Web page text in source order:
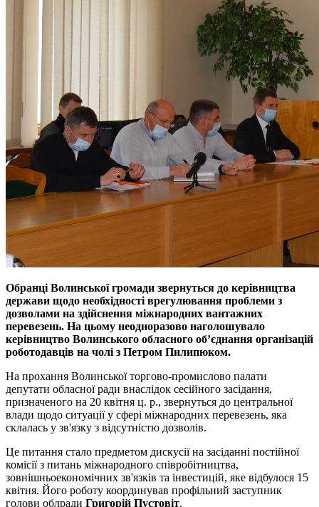
Обранці Волинської громади звернуться до керівництва
держави щодо необхідності врегулювання проблеми з
дозволами на здійснення міжнародних вантажних
перевезень. На цьому неодноразово наголошувало
керівництво Волинського обласного об’єднання організацій
роботодавців на чолі з Петром Пилипюком.
На прохання Волинської торгово-промислово палати
депутати обласної ради внаслідок сесійного засідання,
призначеного на 20 квітня ц. р., звернуться до центральної
влади щодо ситуації у сфері міжнародних перевезень, яка
склалась у зв'язку з відсутністю дозволів.
Це питання стало предметом дискусії на засіданні постійної
комісії з питань міжнародного співробітництва,
зовнішньоекономічних зв'язків та інвестицій, яке відбулося 15
квітня. Його роботу координував профільний заступник
голови облради Григорій Пустовіт.